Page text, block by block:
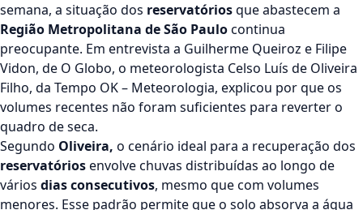
semana, a situação dos reservatóriosque abastecem a
Região Metropolitana de São Paulocontinua
preocupante. Em entrevista a Guilherme Queiroz e Filipe
Vidon, de O Globo, o meteorologista Celso Luís de Oliveira
Filho, da Tempo OK – Meteorologia, explicou por que os
volumes recentes não foram suficientes para reverter o
quadro de seca.
Segundo Oliveira, o cenário ideal para a recuperação dos
reservatóriosenvolve chuvas distribuídas ao longo de
vários dias consecutivos, mesmo que com volumes
menores. Esse padrão permite que o solo absorva a água